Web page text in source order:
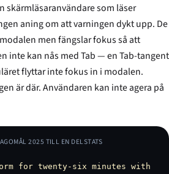
skärmläsaranvändare som läser
aning om att varningen dykt upp. De
men fängslar fokus så att
inte kan nås med Tab — en Tab-tangent
flyttar inte fokus in i modalen.
är där. Användaren kan inte agera på
2025 TILL EN DELSTATS
for twenty-six minutes with